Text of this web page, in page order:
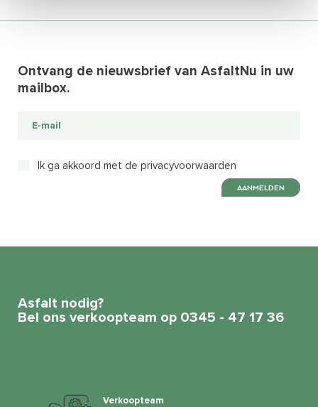
Ontvang de nieuwsbrief van AsfaltNu in uw
mailbox.
Ik ga akkoord met de privacyvoorwaarden
AANMELDEN
Asfalt nodig?
Bel ons verkoopteam op 0345 - 47 17 36
Verkoopteam